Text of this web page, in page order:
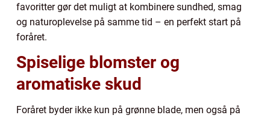
favoritter gør det muligt at kombinere sundhed, smag
og naturoplevelse på samme tid – en perfekt start på
foråret.
Spiselige blomster og
aromatiske skud
Foråret byder ikke kun på grønne blade, men også på